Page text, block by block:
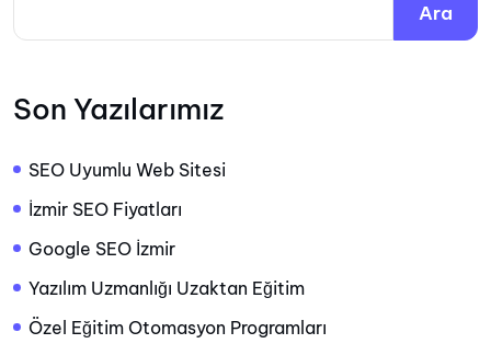
Ara
Son Yazılarımız
SEO Uyumlu Web Sitesi
İzmir SEO Fiyatları
Google SEO İzmir
Yazılım Uzmanlığı Uzaktan Eğitim
Özel Eğitim Otomasyon Programları